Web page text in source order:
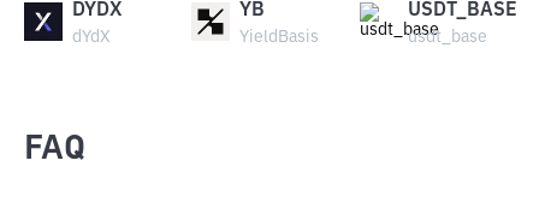
DYDX
dYdX
YB
YieldBasis
USDT_BASE
usdt_base
FAQ